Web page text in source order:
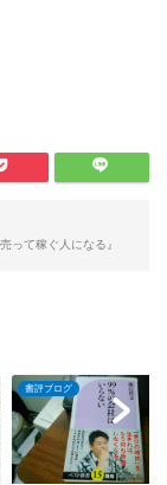
って稼ぐ人になる』
書評ブログ